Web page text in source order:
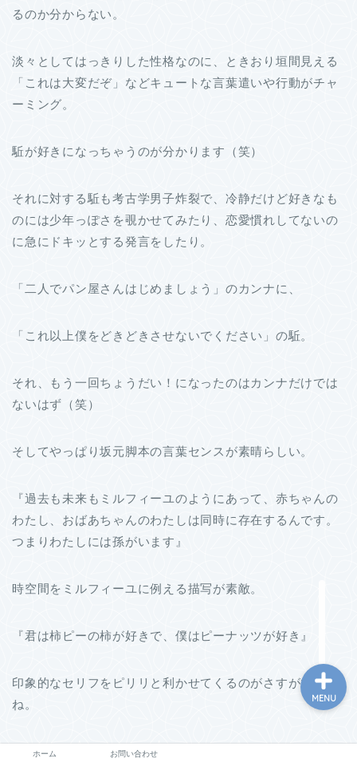
るのか分からない。
淡々としてはっきりした性格なのに、ときおり垣間見える
「これは大変だぞ」などキュートな言葉遣いや行動がチャ
ーミング。
駈が好きになっちゃうのが分かります（笑）
それに対する駈も考古学男子炸裂で、冷静だけど好きなも
のには少年っぽさを覗かせてみたり、恋愛慣れしてないの
に急にドキッとする発言をしたり。
「二人でパン屋さんはじめましょう」のカンナに、
「これ以上僕をどきどきさせないでください」の駈。
それ、もう一回ちょうだい！になったのはカンナだけでは
ないはず（笑）
そしてやっぱり坂元脚本の言葉センスが素晴らしい。
『過去も未来もミルフィーユのようにあって、赤ちゃんの
わたし、おばあちゃんのわたしは同時に存在するんです。
つまりわたしには孫がいます』
時空間をミルフィーユに例える描写が素敵。
『君は柿ピーの柿が好きで、僕はピーナッツが好き』
印象的なセリフをピリリと利かせてくるのがさすがですよ
ね。
そして『好みが違う僕たちには生存法則上の必然性があ
ホーム お問い合わせ
MENU